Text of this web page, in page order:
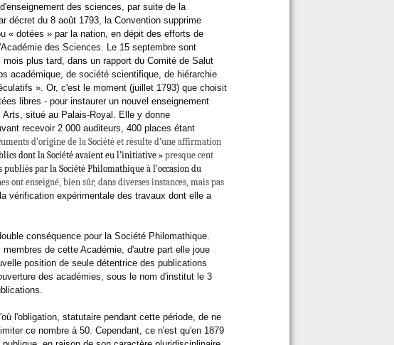
des sciences, par suite de la
décret du 8 août 1793, la Convention supprime
« dotées » par la nation, en dépit des efforts de
des Sciences. Le 15 septembre sont
plus tard, dans un rapport du Comité de Salut
académique, de société scientifique, de hiérarchie
». Or, c'est le moment (juillet 1793) que choisit
libres - pour instaurer un nouvel enseignement
situé au Palais-Royal. Elle y donne
recevoir 2 000 auditeurs, 400 places étant
d’origine de la Société et résulte d’une affirmation
dont la Société avaient eu l’initiative »presque cent
publiés par la Société Philomathique à l'occasion du
ont enseigné, bien sûr, dans diverses instances, mais pas
vérification expérimentale des travaux dont elle a
conséquence pour la Société Philomathique.
de cette Académie, d'autre part elle joue
position de seule détentrice des publications
des académies, sous le nom d'institut le 3
l'obligation, statutaire pendant cette période, de ne
ce nombre à 50. Cependant, ce n'est qu'en 1879